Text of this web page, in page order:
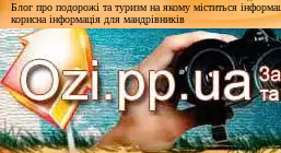
Блог про подорожі та туризм на якому міститься
корисна інформація для мандрівників